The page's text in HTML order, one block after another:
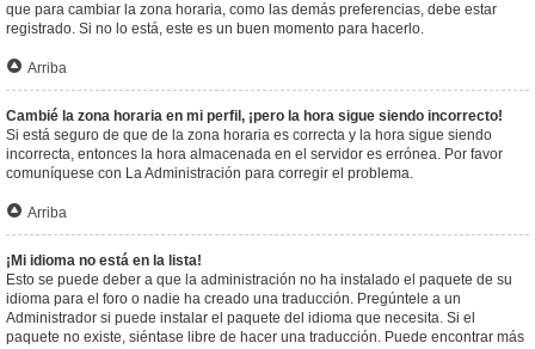
que para cambiar la zona horaria, como las demás preferencias, debe estar
registrado. Si no lo está, este es un buen momento para hacerlo.
Arriba
Cambié la zona horaria en mi perfil, ¡pero la hora sigue siendo incorrecto!
Si está seguro de que de la zona horaria es correcta y la hora sigue siendo
incorrecta, entonces la hora almacenada en el servidor es errónea. Por favor
comuníquese con La Administración para corregir el problema.
Arriba
¡Mi idioma no está en la lista!
Esto se puede deber a que la administración no ha instalado el paquete de su
idioma para el foro o nadie ha creado una traducción. Pregúntele a un
Administrador si puede instalar el paquete del idioma que necesita. Si el
paquete no existe, siéntase libre de hacer una traducción. Puede encontrar más